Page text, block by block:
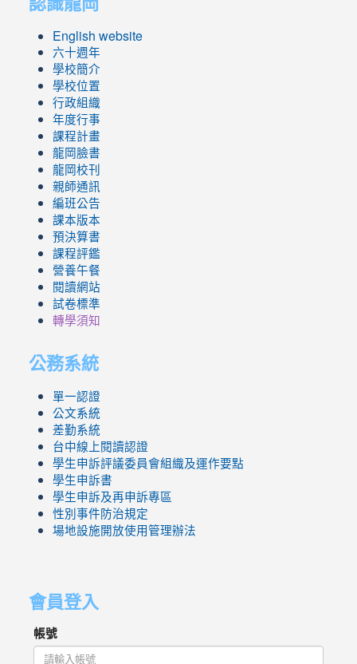
English website
六十週年
學校簡介
學校位置
行政組織
年度行事
課程計畫
龍岡臉書
龍岡校刊
親師通訊
編班公告
課本版本
預決算書
課程評鑑
營養午餐
閱讀網站
試卷標準
轉學須知
公務系統
單一認證
公文系統
差勤系統
台中線上閱讀認證
學生申訴評議委員會組織及運作要點
學生申訴書
學生申訴及再申訴專區
性別事件防治規定
場地設施開放使用管理辦法
會員登入
帳號